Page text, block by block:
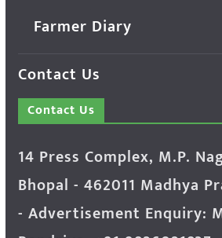
Farmer Diary
Contact Us
Contact Us
14 Press Complex, M.P.
Bhopal - 462011 Madhya
- Advertisement Enquiry: